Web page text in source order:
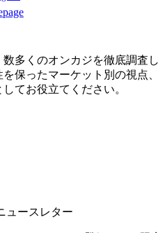
多くのオンカジを徹底調査
保ったマーケット別の視点
てお役立てください。
ュースレター